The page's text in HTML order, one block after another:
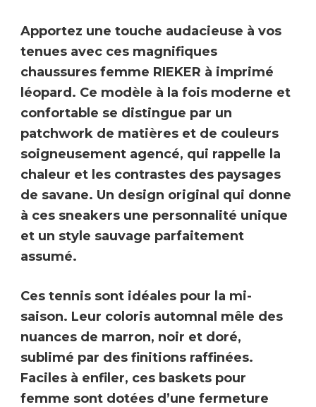
Apportez une touche audacieuse à vos
tenues avec ces magnifiques
chaussures femme RIEKER à imprimé
léopard . Ce modèle à la fois moderne et
confortable se distingue par un
patchwork de matières et de couleurs
soigneusement agencé, qui rappelle la
chaleur et les contrastes des paysages
de savane. Un design original qui donne
à ces sneakers une personnalité unique
et un style sauvage parfaitement
assumé.
Ces tennis sont idéales pour la mi-
saison. Leur coloris automnal mêle des
nuances de marron, noir et doré,
sublimé par des finitions raffinées.
Faciles à enfiler, ces baskets pour
femme sont dotées d’une fermeture